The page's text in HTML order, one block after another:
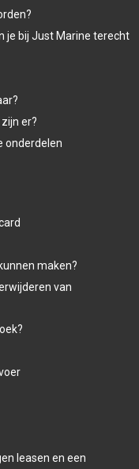
je bij Just Marine terecht
er?
onderdelen
maken?
van
leasen en een